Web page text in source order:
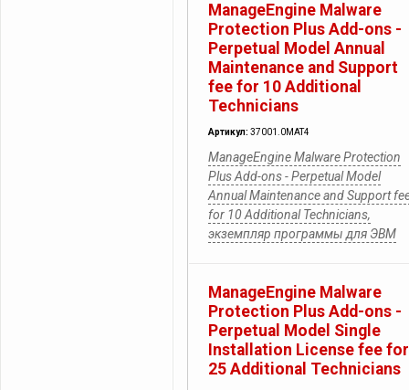
ManageEngine Malware
Protection Plus Add-ons -
Perpetual Model Annual
Maintenance and Support
fee for 10 Additional
Technicians
Артикул: 37001.0MAT4
ManageEngine Malware Protection
Plus Add-ons - Perpetual Model
Annual Maintenance and Support
for 10 Additional Technicians,
экземпляр программы для ЭВМ
ManageEngine Malware
Protection Plus Add-ons -
Perpetual Model Single
Installation License fee for
25 Additional Technicians